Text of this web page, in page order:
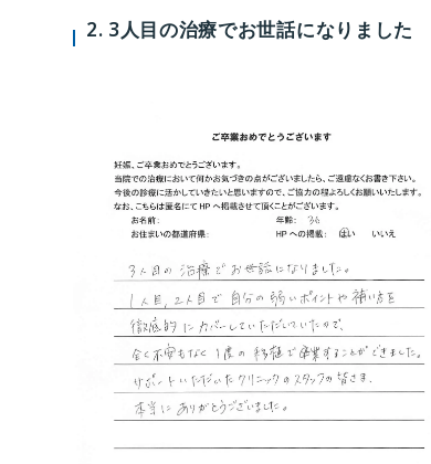
2. 3人目の治療でお世話になりました